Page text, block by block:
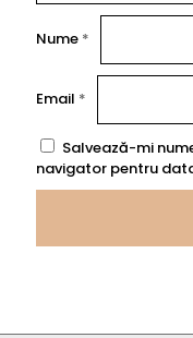
Nume *
Email *
Salvează-mi
navigator pentru